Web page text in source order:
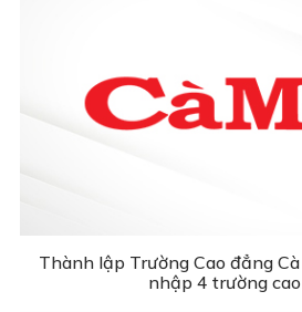
Thành lập Trường Cao đẳng
nhập 4 trường